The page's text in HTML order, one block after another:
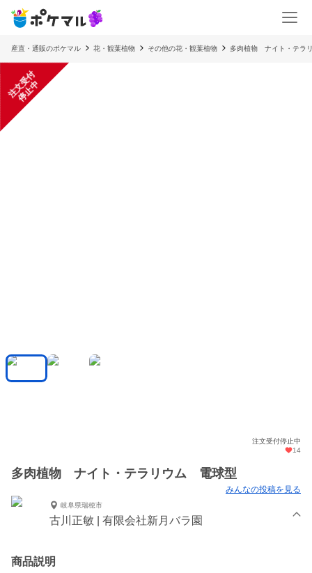
産直・通販のポケマル 花・観葉植物 その他の花・観葉植物 多肉植物 ナイト・テラ
注
文
受
付
停
止
中
注文受付停止中
14
多肉植物 ナイト・テラリウム 電球型
みんなの投稿を見る
岐阜県瑞穂市
古川正敏 | 有限会社新月バラ園
商品説明